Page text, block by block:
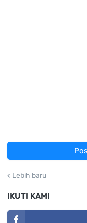
Lebih baru
IKUTI KAMI